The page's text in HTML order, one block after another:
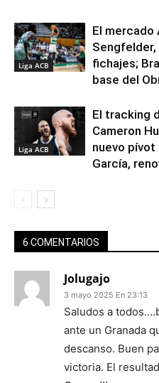
Liga ACB
El mercado
Sengfelder,
fichajes;
base del
Liga ACB
El tracking
Cameron
nuevo pívot
García,
6 COMENTARIOS
Jolugajo
3 mayo 2025 En 23:13
Saludos a
ante un Granada
descanso. Buen
victoria. El